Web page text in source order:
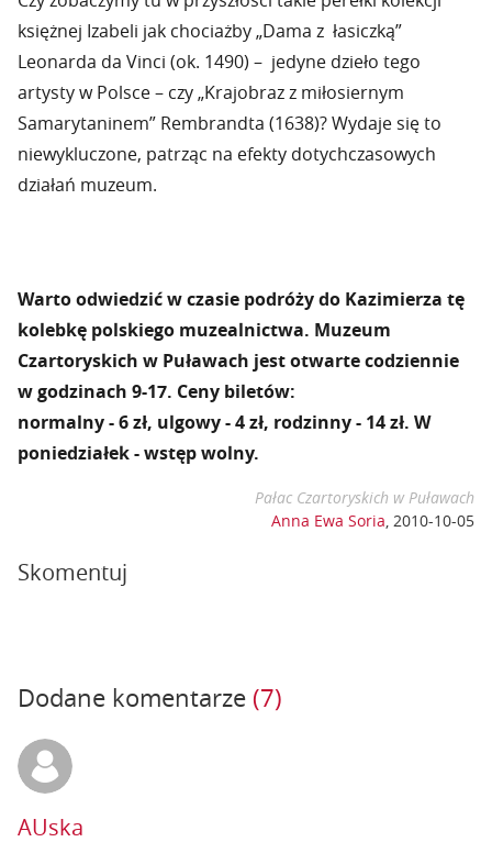
księżnej Izabeli jak chociażby „Dama z łasiczką”
Leonarda da Vinci (ok. 1490) – jedyne dzieło tego
artysty w Polsce – czy „Krajobraz z miłosiernym
Samarytaninem” Rembrandta (1638)? Wydaje się to
niewykluczone, patrząc na efekty dotychczasowych
działań muzeum.
Warto odwiedzić w czasie podróży do Kazimierza tę
kolebkę polskiego muzealnictwa. Muzeum
Czartoryskich w Puławach jest otwarte codziennie
w godzinach 9-17. Ceny biletów:
normalny - 6 zł, ulgowy - 4 zł, rodzinny - 14 zł. W
poniedziałek - wstęp wolny.
Pałac Czartoryskich w Puławach
Anna Ewa Soria, 2010-10-05
Skomentuj
Dodane komentarze (7)
AUska